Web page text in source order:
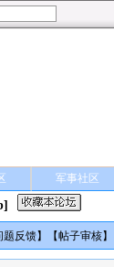
军事社区
题反馈】【帖子审核】